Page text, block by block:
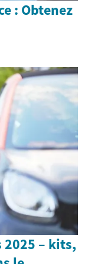
: Obtenez
– kits,